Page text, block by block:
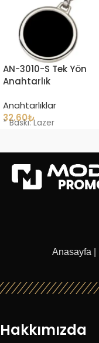
AN-3010-S Tek Yön
Anahtarlık
Anahtarlıklar
32.60₺
* Baskı: Lazer
Anasayfa
Hakkımızda